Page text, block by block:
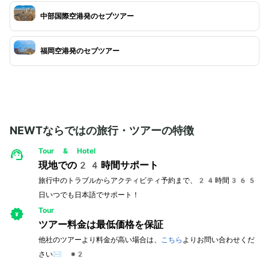
中部国際空港発のセブツアー
福岡空港発のセブツアー
NEWTならではの旅行・ツアーの特徴
Tour & Hotel
現地での24時間サポート
旅行中のトラブルからアクティビティ予約まで、24時間365
日いつでも日本語でサポート！
Tour
ツアー料金は最低価格を保証
他社のツアーより料金が高い場合は、 こちら よりお問い合わせくだ
さい✉️ ※2